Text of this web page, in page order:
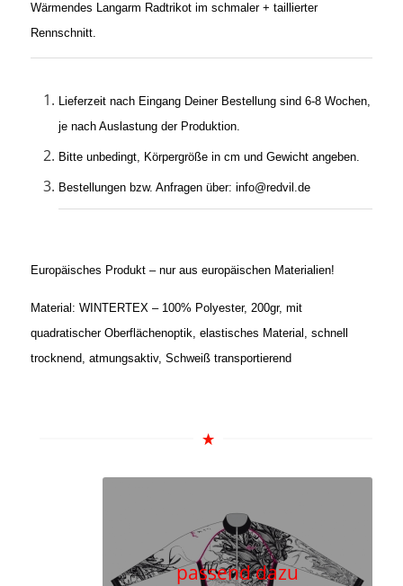
Wärmendes Langarm Radtrikot im schmaler + taillierter
Rennschnitt.
Lieferzeit nach Eingang Deiner Bestellung sind 6-8 Wochen,
je nach Auslastung der Produktion.
Bitte unbedingt, Körpergröße in cm und Gewicht angeben.
Bestellungen bzw. Anfragen über: info@redvil.de
Europäisches Produkt – nur aus europäischen Materialien!
Material: WINTERTEX – 100% Polyester, 200gr, mit
quadratischer Oberflächenoptik, elastisches Material, schnell
trocknend, atmungsaktiv, Schweiß transportierend
passend dazu